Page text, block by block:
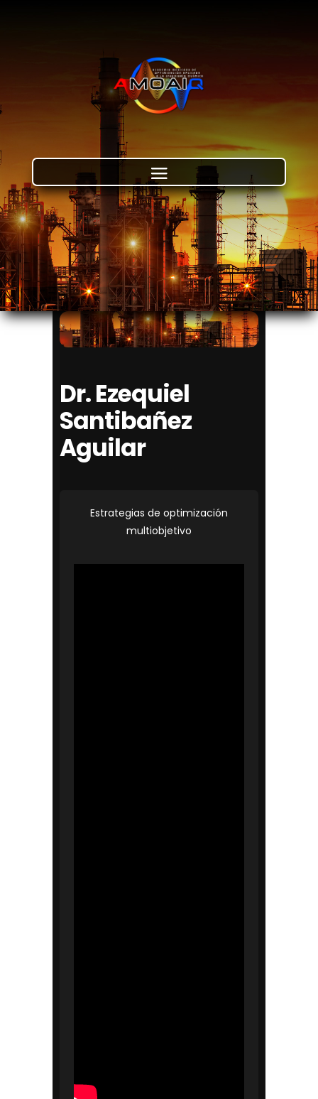
Dr. Ezequiel
Santibañez
Aguilar
Estrategias de optimización
multiobjetivo